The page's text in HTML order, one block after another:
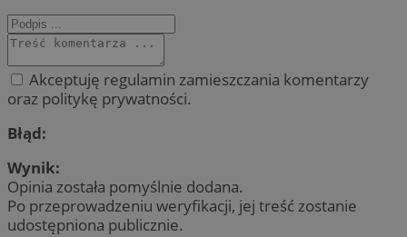
Akceptuję regulamin zamieszczania komentarzy
oraz politykę prywatności.
Błąd:
Wynik:
Opinia została pomyślnie dodana.
Po przeprowadzeniu weryfikacji, jej treść zostanie
udostępniona publicznie.